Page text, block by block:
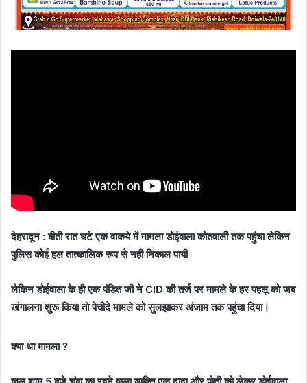
देहरादून : बीती रात घटे एक वाकये में मामला डोईवाला कोतवाली तक पहुंचा लेकिन
पुलिस कोई हल तात्कालिक रूप से नही निकाल पायी
लेकिन डोईवाला के ही एक पंडित जी ने CID की तर्ज पर मामले के हर पहलू को जब
खंगालना शुरू किया तो पेचीदे मामले को सुलझाकर अंजाम तक पहुंचा दिया।
क्या था मामला ?